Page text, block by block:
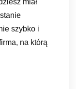
szybko i
na którą